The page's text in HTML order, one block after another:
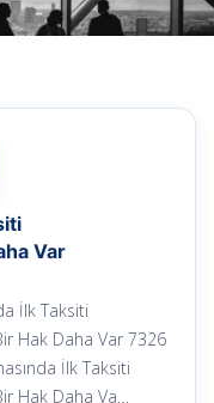
Var
İlk Taksiti
Hak Daha Var 7326
İlk Taksiti
Hak Daha Va…